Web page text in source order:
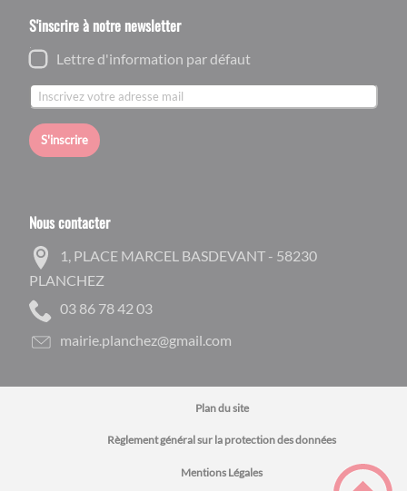
S'inscrire à notre newsletter
Lettre d'information par défaut
S'inscrire
Nous contacter
1, PLACE MARCEL BASDEVANT - 58230
PLANCHEZ
30 24 87 68 30
moc.liamg@zehcnalp.eiriam
Plan du site
Règlement général sur la protection des données
Mentions Légales